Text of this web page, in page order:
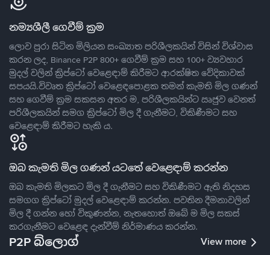
නම්‍යශීලී ගෙවීම් ක්‍රම
ලොව පුරා සිටින මිලියන සංඛ්‍යාත පරිශීලකයින් විසින් විශ්වාස
කරන ලද, Binance P2P 800+ ගෙවීම් ක්‍රම සහ 100+ ව්‍යවහාර
මුදල් වලින් ක්‍රිප්ටෝ වෙළෙඳාම් කිරීමට ආරක්ෂිත වේදිකාවක්
සපයයි.විවෘත ක්‍රිප්ටෝ වෙළෙඳපොළක තමන් කැමති මිල ගණන්
සහ ගෙවීම් ක්‍රම සකසන අතර ම, පරිශීලකයින්ට ඍජුව වෙනත්
පරිශීලකයින් සමග ක්‍රිප්ටෝ මිල දී ගැනීමට, විකිණීමට සහ
වෙළෙඳාම් කිරීමට හැකි ය.
ඔබ කැමති මිල ගණන් යටතේ වෙළෙඳාම් කරන්න
ඔබ කැමති මිලකට මිල දී ගැනීමට සහ විකිණීමට ඇති නිදහස
සමගග ක්‍රිප්ටෝ මුදල් වෙළෙඳාම් කරන්න. පවතින දීමනාවලින්
මිල දී ගන්න හෝ විකුණන්න, නැතහොත් ඔබේ ම මිල සකස්
කරගැනීමට වෙළෙඳ දැන්වීම් නිර්මාණය කරන්න.
P2P බ්ලොග් View more